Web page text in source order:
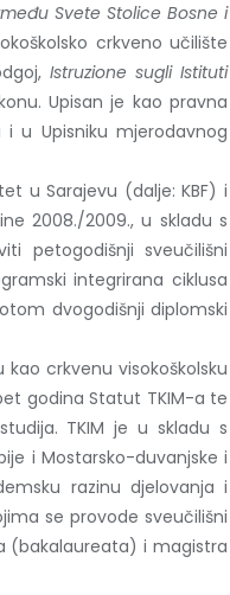
Svete Stolice Bosne i
crkveno učilište
Istruzione sugli Istituti
Upisan je kao pravna
u Upisniku mjerodavnog
u Sarajevu (dalje: KBF) i
2008./2009., u skladu s
petogodišnji sveučilišni
integrirana ciklusa
dvogodišnji diplomski
crkvenu visokoškolsku
godina Statut TKIM-a te
TKIM je u skladu s
i Mostarsko-duvanjske i
razinu djelovanja i
se provode sveučilišni
(bakalaureata) i magistra